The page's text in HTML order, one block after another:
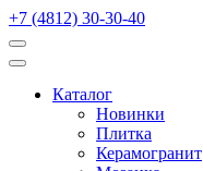
+7 (4812) 30-30-40
Каталог
Новинки
Плитка
Керамогранит